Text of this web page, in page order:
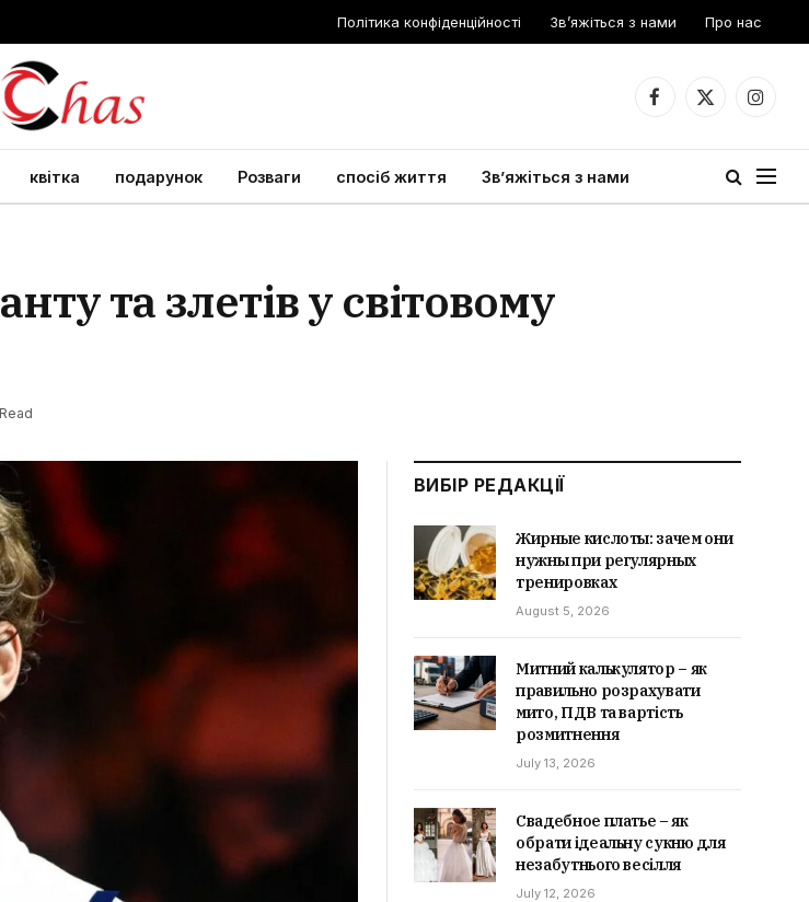
Політика конфіденційності Зв’яжіться з нами Про нас
Facebook
X
квітка подарунок Розваги спосіб життя Зв’яжіться з нами
та злетів у світовому
ВИБІР РЕДАКЦІЇ
Жирные кислоты: зачем они
нужны при регулярных
тренировках
August 5, 2026
Митний калькулятор – як
правильно розрахувати
мито, ПДВ та вартість
розмитнення
July 13, 2026
Свадебное платье – як
обрати ідеальну сукню для
незабутнього весілля
July 12, 2026